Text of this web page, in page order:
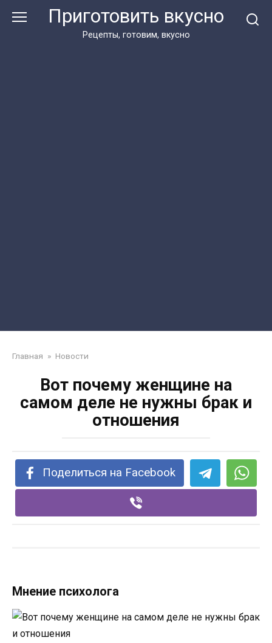
Приготовить вкусно
Рецепты, готовим, вкусно
Главная » Новости
Вот почему женщине на
самом деле не нужны брак и
отношения
Поделиться на Facebook
Мнение психолога